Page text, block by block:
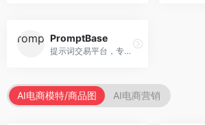
PromptBase
提示词交易平台，专注于高质量提示词买卖。面向AI创作者，提供提示词交易、模板购买、创作者收益等服务，提示词质量高。
AI电商模特/商品图 AI电商营销